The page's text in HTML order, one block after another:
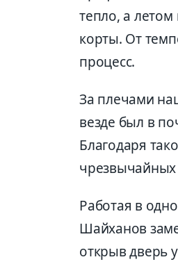
тепло, а
корты. От
процесс.
За плечами
везде был в
Благодаря
чрезвычайных
Работая в
Шайханов
открыв дверь